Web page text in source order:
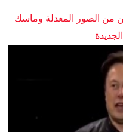
من الصور المعدلة وماسك